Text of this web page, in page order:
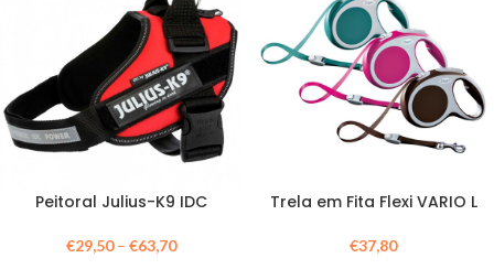
Peitoral Julius-K9 IDC
€29,50– €63,70
Trela em Fita Flexi VARIO L
€37,80